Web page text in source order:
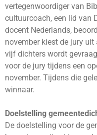
vertegenwoordiger van
cultuurcoach, een lid van
docent Nederlands,
november kiest de jury
vijf dichters wordt
voor de jury tijdens een
november. Tijdens die
winnaar.
Doelstelling
De doelstelling voor de